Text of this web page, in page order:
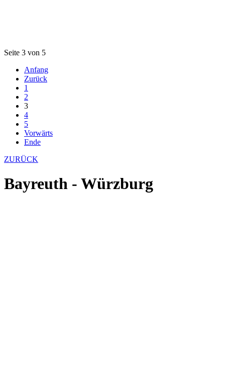
Seite 3 von 5
Anfang
Zurück
1
2
3
4
5
Vorwärts
Ende
ZURÜCK
Bayreuth - Würzburg